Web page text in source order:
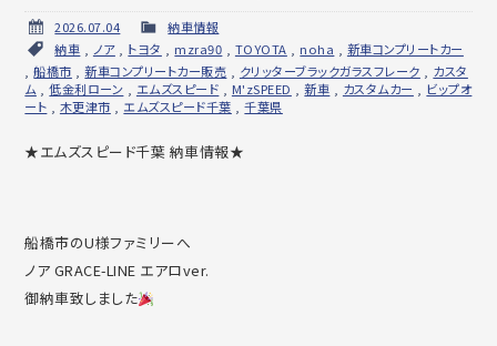
2026.07.04
納車情報
納車
ノア, トヨタ mzra90 TOYOTA noha
新車コンプリートカー
,船橋市 ,新車コンプリートカー販売 クリッターブラックガラスフレーク
カスタ
ム ,低金利ローン エムズスピード M'zSPEED ,新車 カスタムカー
ビップオ
ート
木更津市 エムズスピード千葉 ,千葉県
★エムズスピード千葉 納車情報★
船橋市のU様ファミリーへ
ノア GRACE-LINE エアロver.
御納車致しました